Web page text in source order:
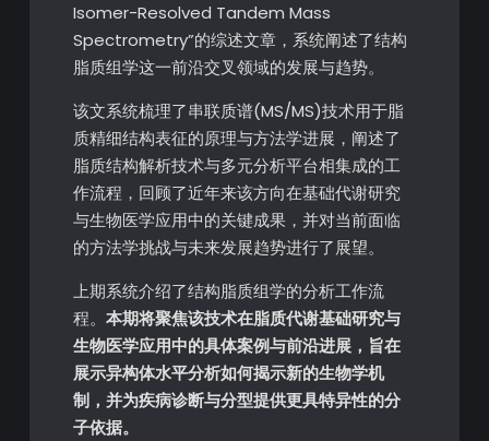
Isomer-Resolved Tandem Mass
Spectrometry”的综述文章，系统阐述了结构
脂质组学这一前沿交叉领域的发展与趋势。
该文系统梳理了串联质谱(MS/MS)技术用于脂
质精细结构表征的原理与方法学进展，阐述了
脂质结构解析技术与多元分析平台相集成的工
作流程，回顾了近年来该方向在基础代谢研究
与生物医学应用中的关键成果，并对当前面临
的方法学挑战与未来发展趋势进行了展望。
上期系统介绍了结构脂质组学的分析工作流
程。 本期将聚焦该技术在脂质代谢基础研究与
生物医学应用中的具体案例与前沿进展，旨在
展示异构体水平分析如何揭示新的生物学机
制，并为疾病诊断与分型提供更具特异性的分
子依据。